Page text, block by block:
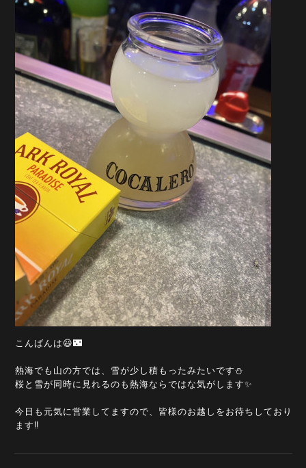
こんばんは😃🌃
熱海でも山の方では、雪が少し積もったみたいです⛄
桜と雪が同時に見れるのも熱海ならではな気がします✨
今日も元気に営業してますので、皆様のお越しをお待ちしており
ます‼️